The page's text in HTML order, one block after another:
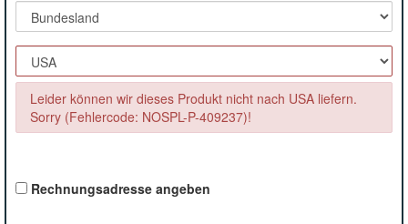
Leider können wir dieses Produkt nicht nach USA liefern.
Sorry (Fehlercode: NOSPL-P-409237)!
Rechnungsadresse angeben